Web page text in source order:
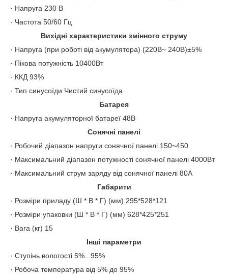
· Напруга 230 В
· Частота 50/60 Гц
Вихідні характеристики змінного струму
· Напруга (при роботі від акумулятора) (220В~ 240В)±5%
· Пікова потужність 10400Вт
· ККД 93%
· Тип синусоїди Чистий синусоїда
Батарея
· Напруга акумуляторної батареї 48В
Сонячні панелі
· Робочий діапазон напруги сонячної панелі 150~450
· Максимальний діапазон потужності сонячної панелі 4000Вт
· Максимальний струм заряду від сонячної панелі 80A
Габарити
· Розміри приладу (Ш * В * Г) (мм) 295*528*121
· Розміри упаковки (Ш * В * Г) (мм) 628*425*251
· Вага (кг) 15
Інші параметри
· Ступінь вологості 5%...95%
· Робоча температура від 5% до 95%